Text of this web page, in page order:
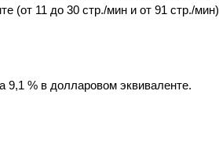
(от 11 до 30 стр./мин и от 91 стр./мин)
9,1 % в долларовом эквиваленте.